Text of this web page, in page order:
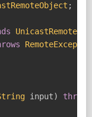
;
input)
throws